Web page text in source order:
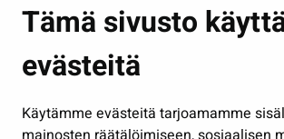
Tämä sivusto
evästeitä
Käytämme evästeitä tarjoamamme
Kasvatus ja opetus
Kulttuuri ja liikunta
Työ ja yrittäminen